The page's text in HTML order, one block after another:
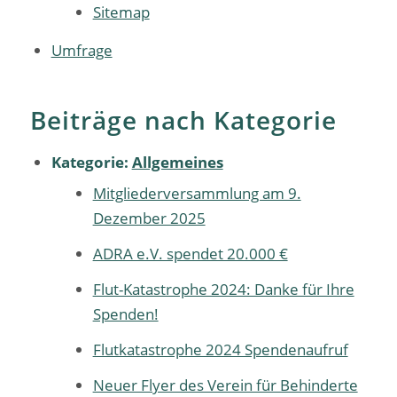
Sitemap
Umfrage
Beiträge nach Kategorie
Kategorie: Allgemeines
Mitgliederversammlung am 9.
Dezember 2025
ADRA e.V. spendet 20.000 €
Flut-Katastrophe 2024: Danke für Ihre
Spenden!
Flutkatastrophe 2024 Spendenaufruf
Neuer Flyer des Verein für Behinderte